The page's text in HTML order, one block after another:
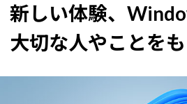
新しい体験、
大切な人やことをも